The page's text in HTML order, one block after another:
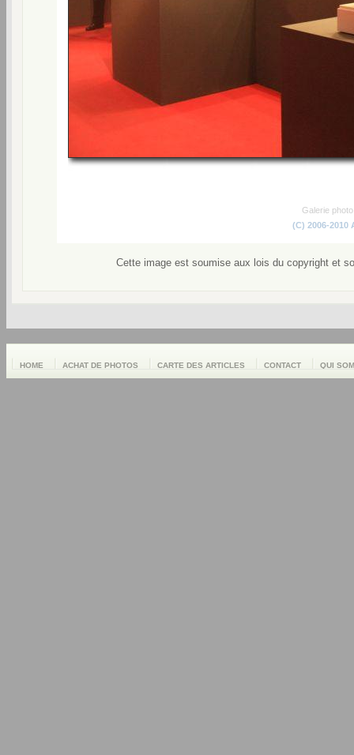
Galerie
(C) 2006-2010
Cette image est soumise aux lois du copyright et
HOME ACHAT DE PHOTOS CARTE DES ARTICLES CONTACT QUI